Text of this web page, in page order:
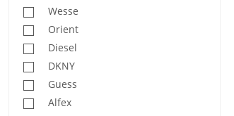
Wesse
Orient
Diesel
DKNY
Guess
Alfex